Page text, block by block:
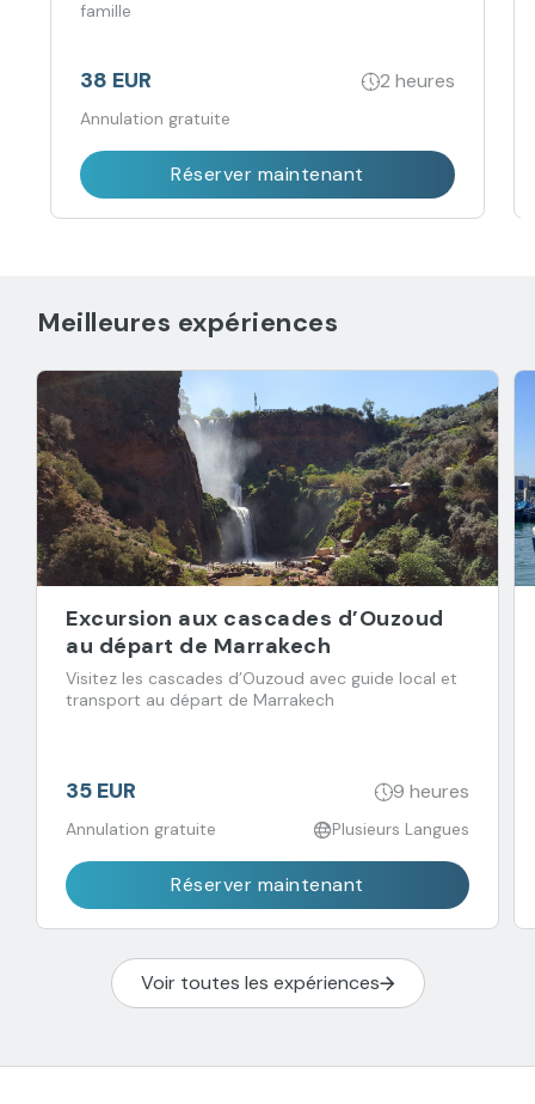
famille
38 EUR 2 heures
Annulation gratuite
Réserver maintenant
Meilleures expériences
Excursion aux cascades d’Ouzoud
au départ de Marrakech
Visitez les cascades d’Ouzoud avec guide local et
transport au départ de Marrakech
35 EUR 9 heures
Annulation gratuite Plusieurs Langues
Réserver maintenant
Voir toutes les expériences